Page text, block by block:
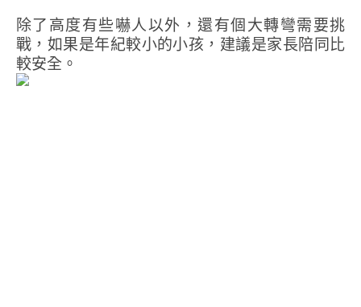
除了高度有些嚇人以外，還有個大轉彎需要挑
戰，如果是年紀較小的小孩，建議是家長陪同比
較安全。